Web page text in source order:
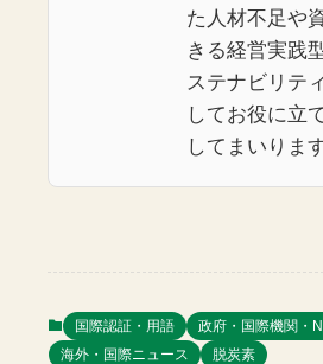
た人材不足や
きる経営実践
ステナビリテ
してお役に立
してまいります
国際認証・用語
政府・国際機関・
海外・国際ニュース
脱炭素